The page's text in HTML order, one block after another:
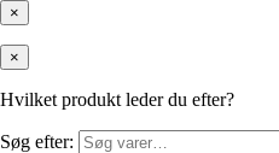
×
×
Hvilket produkt leder du efter?
Søg efter: